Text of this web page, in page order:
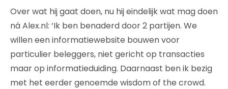
Over wat hij gaat doen, nu hij eindelijk wat mag doen
ná Alex.nl: ‘Ik ben benaderd door 2 partijen. We
willen een informatiewebsite bouwen voor
particulier beleggers, niet gericht op transacties
maar op informatieduiding. Daarnaast ben ik bezig
met het eerder genoemde wisdom of the crowd.